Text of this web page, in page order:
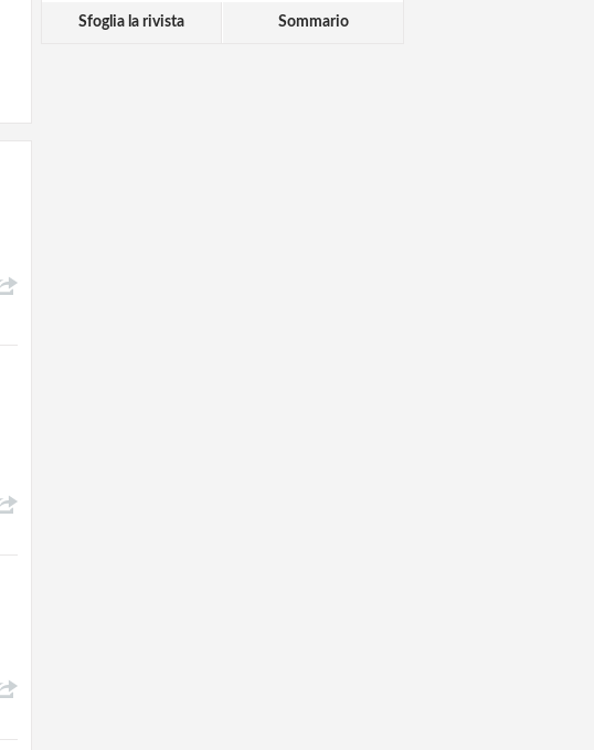
Sfoglia la rivista Sommario